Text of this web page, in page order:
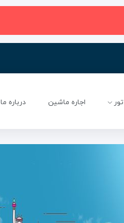
تور اجاره ماشین درباره ما